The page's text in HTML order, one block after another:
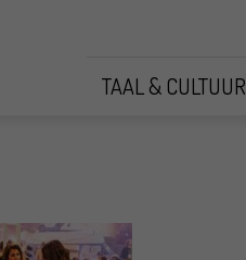
TAAL & CULTUUR